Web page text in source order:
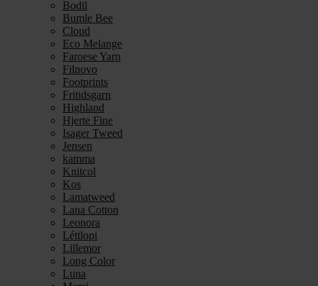
Bodil
Bumle Bee
Cloud
Eco Melange
Faroese Yarn
Filnovo
Footprints
Fritidsgarn
Highland
Hjerte Fine
Isager Tweed
Jensen
kamma
Knitcol
Kos
Lamatweed
Lana Cotton
Leonora
Léttlopi
Lillemor
Long Color
Luna